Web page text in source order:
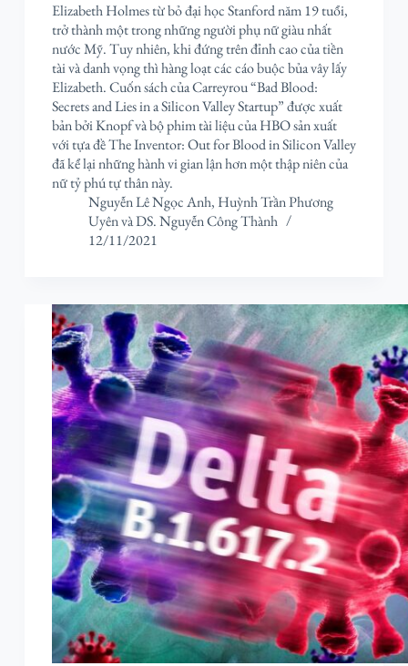
Elizabeth Holmes từ bỏ đại học Stanford năm 19 tuổi,
trở thành một trong những người phụ nữ giàu nhất
nước Mỹ. Tuy nhiên, khi đứng trên đỉnh cao của tiền
tài và danh vọng thì hàng loạt các cáo buộc bủa vây lấy
Elizabeth. Cuốn sách của Carreyrou “Bad Blood:
Secrets and Lies in a Silicon Valley Startup” được xuất
bản bởi Knopf và bộ phim tài liệu của HBO sản xuất
với tựa đề The Inventor: Out for Blood in Silicon Valley
đã kể lại những hành vi gian lận hơn một thập niên của
nữ tỷ phú tự thân này.
Nguyễn Lê Ngọc Anh, Huỳnh Trần Phương
UyênvàDS. Nguyễn Công Thành
12/11/2021